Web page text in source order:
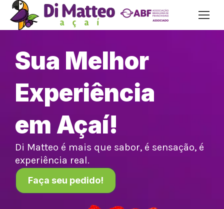
Sua Melhor
Experiência
em Açaí!
Di Matteo é mais que sabor, é sensação, é
experiência real.
Faça seu pedido!